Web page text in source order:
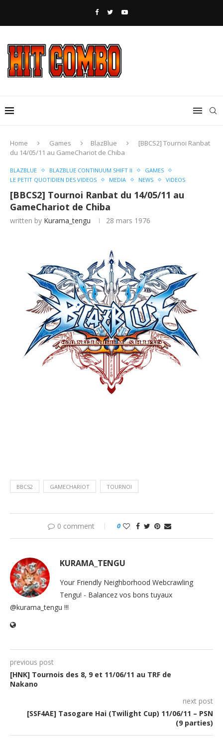
Home Games BlazBlue
[BBCS2] Tournoi Ranbat
du 14/05/11 au GameChariot de Chiba
BLAZBLUE BLAZBLUE CONTINUUM SHIFT II
GAMES
LE PETIT QUOTIDIEN DES VIDEOS
MEDIA NEWS VIDEOS
[BBCS2] Tournoi Ranbat du 14/05/11 au
GameChariot de Chiba
written by Kurama_tengu 28 mars 1976
BBCS2 GAMECHARIOT TOURNOI
0 comment 0
KURAMA_TENGU
Your Friendly Neighborhood Webcrawling
Tengu! - Balancez vos bons tuyaux
@kurama_tengu !!!
previous post
[HNK] Tournois des 8, 9 et 11/06/11 au TRF de
Nakano
next post
[SSF4AE] Tasogare Hai (Twilight Cup) 11/06/11 – PSN
(9 parties)